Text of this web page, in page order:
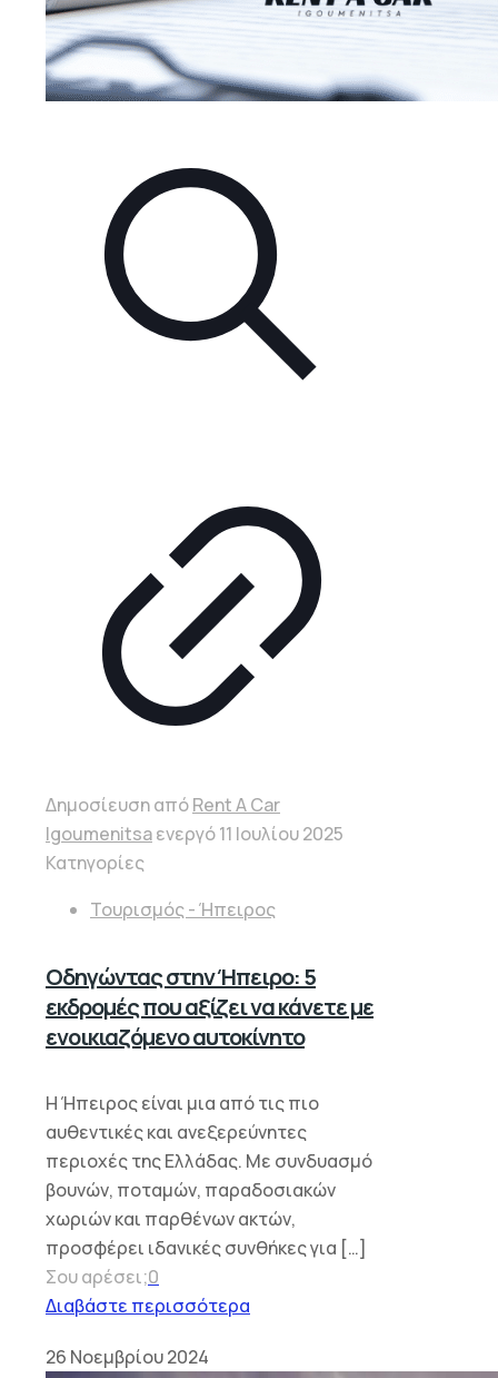
Δημοσίευση απόRent A Car
Igoumenitsaενεργό11 Ιουλίου 2025
Κατηγορίες
Τουρισμός - Ήπειρος
Οδηγώντας στην Ήπειρο: 5
εκδρομές που αξίζει να κάνετε με
ενοικιαζόμενο αυτοκίνητο
Η Ήπειρος είναι μια από τις πιο
αυθεντικές και ανεξερεύνητες
περιοχές της Ελλάδας. Με συνδυασμό
βουνών, ποταμών, παραδοσιακών
χωριών και παρθένων ακτών,
προσφέρει ιδανικές συνθήκες για […]
Σου αρέσει;0
Διαβάστε περισσότερα
26 Νοεμβρίου 2024